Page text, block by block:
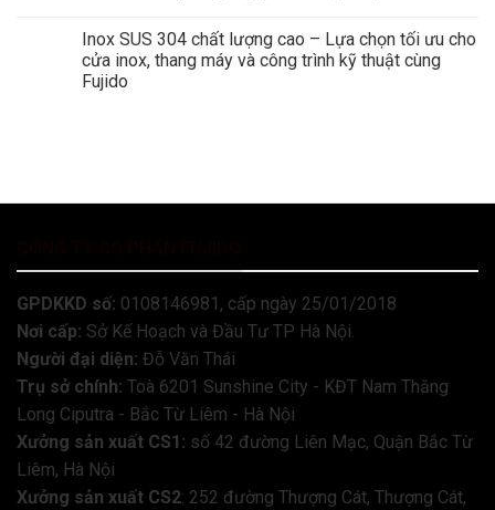
Inox SUS 304 chất lượng cao – Lựa chọn tối ưu cho
cửa inox, thang máy và công trình kỹ thuật cùng
Fujido
GPDKKD số: 0108146981, cấp ngày 25/01/2018
Nơi cấp: Sở Kế Hoạch và Đầu Tư TP Hà Nội.
Người đại diện: Đỗ Văn Thái
Trụ sở chính: Toà 6201 Sunshine City - KĐT Nam Thăng
Long Ciputra - Bắc Từ Liêm - Hà Nội
Xưởng sản xuất CS1: số 42 đường Liên Mạc, Quận Bắc Từ
Liêm, Hà Nội
Xưởng sản xuất CS2: 252 đường Thượng Cát, Thượng Cát,